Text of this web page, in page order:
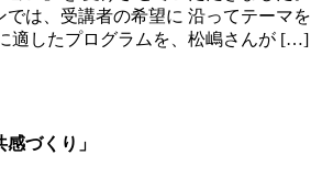
では、受講者の希望に 沿ってテーマを
適したプログラムを、松嶋さんが […]
づくり」